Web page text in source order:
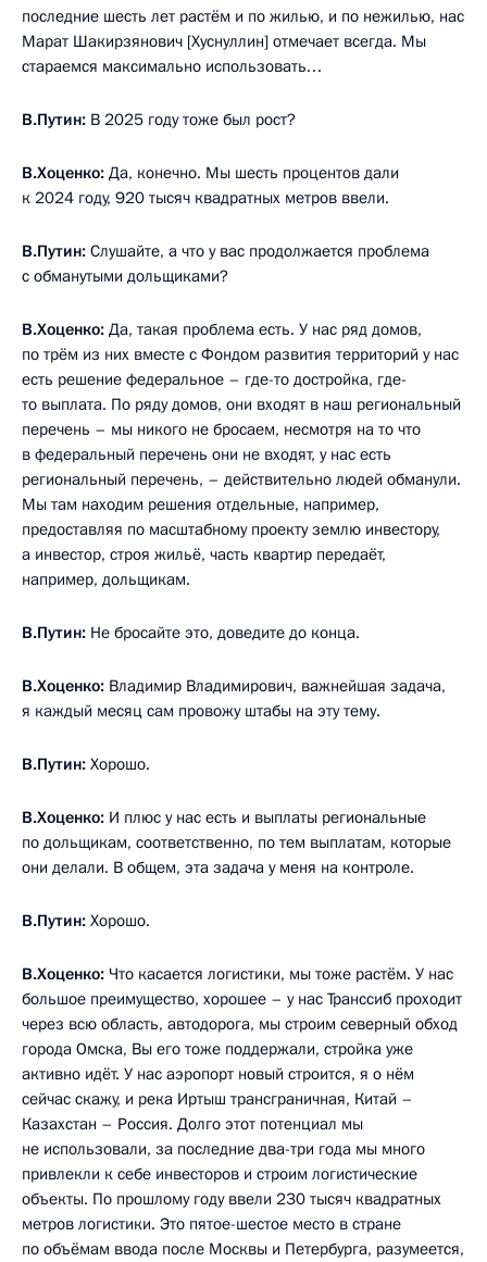
последние шесть лет растём и по жилью, и по нежилью, нас
Марат Шакирзянович [Хуснуллин] отмечает всегда. Мы
стараемся максимально использовать…
В.Путин: В 2025 году тоже был рост?
В.Хоценко: Да, конечно. Мы шесть процентов дали
к 2024 году, 920 тысяч квадратных метров ввели.
В.Путин: Слушайте, а что у вас продолжается проблема
с обманутыми дольщиками?
В.Хоценко: Да, такая проблема есть. У нас ряд домов,
по трём из них вместе с Фондом развития территорий у нас
есть решение федеральное – где-то достройка, где-
то выплата. По ряду домов, они входят в наш региональный
перечень – мы никого не бросаем, несмотря на то что
в федеральный перечень они не входят, у нас есть
региональный перечень, – действительно людей обманули.
Мы там находим решения отдельные, например,
предоставляя по масштабному проекту землю инвестору,
а инвестор, строя жильё, часть квартир передаёт,
например, дольщикам.
В.Путин: Не бросайте это, доведите до конца.
В.Хоценко: Владимир Владимирович, важнейшая задача,
я каждый месяц сам провожу штабы на эту тему.
В.Путин: Хорошо.
В.Хоценко: И плюс у нас есть и выплаты региональные
по дольщикам, соответственно, по тем выплатам, которые
они делали. В общем, эта задача у меня на контроле.
В.Путин: Хорошо.
В.Хоценко: Что касается логистики, мы тоже растём. У нас
большое преимущество, хорошее – у нас Транссиб проходит
через всю область, автодорога, мы строим северный обход
города Омска, Вы его тоже поддержали, стройка уже
активно идёт. У нас аэропорт новый строится, я о нём
сейчас скажу, и река Иртыш трансграничная, Китай –
Казахстан – Россия. Долго этот потенциал мы
не использовали, за последние два-три года мы много
привлекли к себе инвесторов и строим логистические
объекты. По прошлому году ввели 230 тысяч квадратных
метров логистики. Это пятое-шестое место в стране
по объёмам ввода после Москвы и Петербурга, разумеется,